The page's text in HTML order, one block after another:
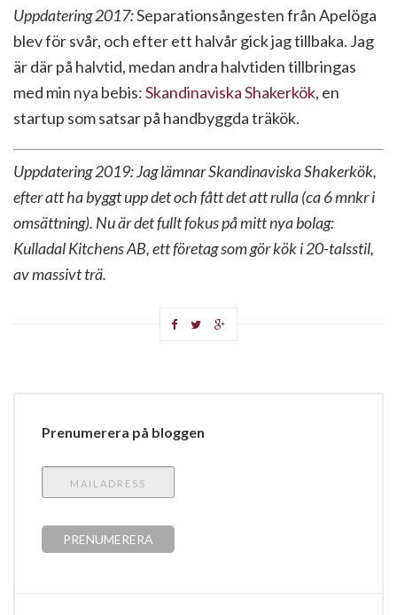
Uppdatering 2017:Separationsångesten från Apelöga
blev för svår, och efter ett halvår gick jag tillbaka. Jag
är där på halvtid, medan andra halvtiden tillbringas
med min nya bebis:Skandinaviska Shakerkök, en
startup som satsar på handbyggda träkök.
Uppdatering 2019: Jag lämnar Skandinaviska Shakerkök,
efter att ha byggt upp det och fått det att rulla (ca 6 mnkr i
omsättning). Nu är det fullt fokus på mitt nya bolag:
Kulladal Kitchens AB, ett företag som gör kök i 20-talsstil,
av massivt trä.
Prenumerera på bloggen